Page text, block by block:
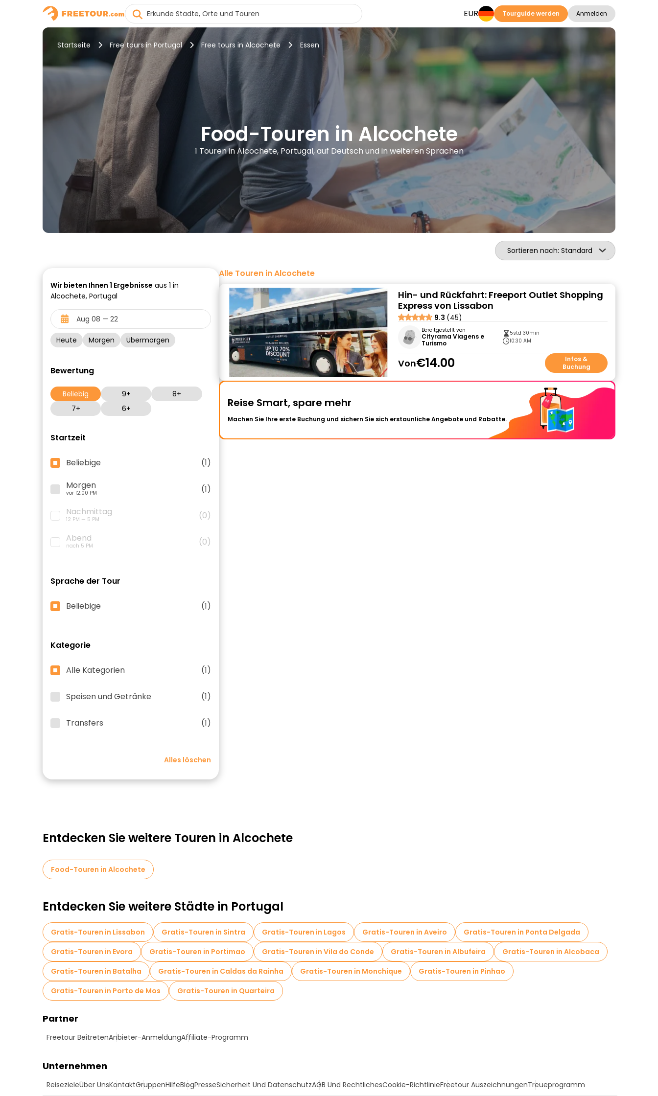
EUR Tourguide werden Anmelden
Startseite Free tours in Portugal Free tours in Alcochete Essen
Food-Touren in Alcochete
1 Touren in Alcochete, Portugal, auf Deutsch und in weiteren Sprachen
Sortieren nach: Standard
Wir bieten Ihnen 1 Ergebnisse aus 1 in
Alcochete, Portugal
Heute Morgen Übermorgen
Bewertung
Beliebig 9+
8+
7+
6+
Startzeit
Beliebige
(1)
Morgen
vor 12:00 PM
(1)
Nachmittag
12 PM — 5 PM
(0)
Abend
nach 5 PM (0)
Sprache der Tour
Beliebige (1)
Kategorie
Alle Kategorien (1)
Speisen und Getränke (1)
Transfers (1)
Alles löschen
Alle Touren in Alcochete
Hin- und Rückfahrt: Freeport Outlet Shopping
Express von Lissabon
9.3 (45)
Bereitgestellt von
Cityrama Viagens e
Turismo
5std 30min
10:30 AM
Von€14.00
Infos &
Buchung
Reise Smart, spare mehr
Machen Sie Ihre erste Buchung und sichern Sie sich erstaunliche Angebote und Rabatte.
Entdecken Sie weitere Touren in Alcochete
Food-Touren in Alcochete
Entdecken Sie weitere Städte in Portugal
Gratis-Touren in Lissabon Gratis-Touren in Sintra Gratis-Touren in Lagos Gratis-Touren in Aveiro
Gratis-Touren in Ponta Delgada
Gratis-Touren in Evora
Gratis-Touren in Portimao Gratis-Touren in Vila do Conde Gratis-Touren in Albufeira
Gratis-Touren in Alcobaca
Gratis-Touren in Batalha
Gratis-Touren in Caldas da Rainha Gratis-Touren in Monchique
Gratis-Touren in Pinhao
Gratis-Touren in Porto de Mos
Gratis-Touren in Quarteira
Partner
Freetour BeitretenAnbieter-AnmeldungAffiliate-Programm
Unternehmen
ReisezieleÜber UnsKontaktGruppenHilfeBlogPresseSicherheit Und DatenschutzAGB Und RechtlichesCookie-RichtlinieFreetour AuszeichnungenTreueprogramm